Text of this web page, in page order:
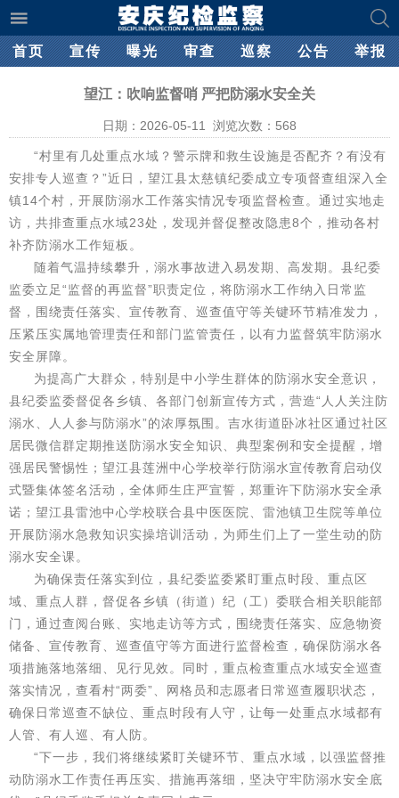
首页 宣传 曝光 审查 巡察 公告 举报
望江：吹响监督哨 严把防溺水安全关
日期：2026-05-11 浏览次数： 568
“村里有几处重点水域？警示牌和救生设施是否配齐？有没有
安排专人巡查？”近日，望江县太慈镇纪委成立专项督查组深入全
镇14个村，开展防溺水工作落实情况专项监督检查。通过实地走
访，共排查重点水域23处，发现并督促整改隐患8个，推动各村
补齐防溺水工作短板。
随着气温持续攀升，溺水事故进入易发期、高发期。县纪委
监委立足“监督的再监督”职责定位，将防溺水工作纳入日常监
督，围绕责任落实、宣传教育、巡查值守等关键环节精准发力，
压紧压实属地管理责任和部门监管责任，以有力监督筑牢防溺水
安全屏障。
为提高广大群众，特别是中小学生群体的防溺水安全意识，
县纪委监委督促各乡镇、各部门创新宣传方式，营造“人人关注防
溺水、人人参与防溺水”的浓厚氛围。吉水街道卧冰社区通过社区
居民微信群定期推送防溺水安全知识、典型案例和安全提醒，增
强居民警惕性；望江县莲洲中心学校举行防溺水宣传教育启动仪
式暨集体签名活动，全体师生庄严宣誓，郑重许下防溺水安全承
诺；望江县雷池中心学校联合县中医医院、雷池镇卫生院等单位
开展防溺水急救知识实操培训活动，为师生们上了一堂生动的防
溺水安全课。
为确保责任落实到位，县纪委监委紧盯重点时段、重点区
域、重点人群，督促各乡镇（街道）纪（工）委联合相关职能部
门，通过查阅台账、实地走访等方式，围绕责任落实、应急物资
储备、宣传教育、巡查值守等方面进行监督检查，确保防溺水各
项措施落地落细、见行见效。同时，重点检查重点水域安全巡查
落实情况，查看村“两委”、网格员和志愿者日常巡查履职状态，
确保日常巡查不缺位、重点时段有人守，让每一处重点水域都有
人管、有人巡、有人防。
“下一步，我们将继续紧盯关键环节、重点水域，以强监督推
动防溺水工作责任再压实、措施再落细，坚决守牢防溺水安全底